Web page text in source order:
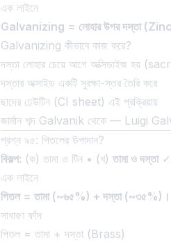
এক লাইনে
Galvanizing = লোহার উপর দস্তা
Galvanizing কীভাবে কাজ করে?
দস্তা লোহার চেয়ে আগে অক্সিডাইজ হয়
দস্তার অক্সাইড একটি সুরক্ষা-স্তর তৈরি করে
ছাদের ঢেউটিন (CI sheet) এই প্রক্রিয়ায়
জার্মান শব্দ Galvanik থেকে — Luigi
প্রশ্ন ৯৫: পিতলের উপাদান?
বিকল্প: (ক) তামা ও টিন • (খ) তামা ও দস্তা✓
এক লাইনে
পিতল = তামা (~৬৫%) + দস্তা (~৩৫%)।
সাধারণ ফাঁদ
পিতল = তামা + দস্তা (Brass)